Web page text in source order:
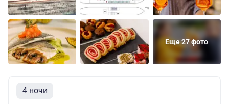
Еще 27 фото
4 ночи